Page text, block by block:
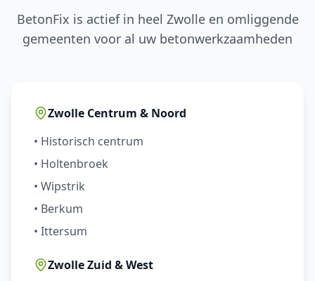
BetonFix is actief in heel Zwolle en omliggende
gemeenten voor al uw betonwerkzaamheden
Zwolle Centrum & Noord
• Historisch centrum
• Holtenbroek
• Wipstrik
• Berkum
• Ittersum
Zwolle Zuid & West